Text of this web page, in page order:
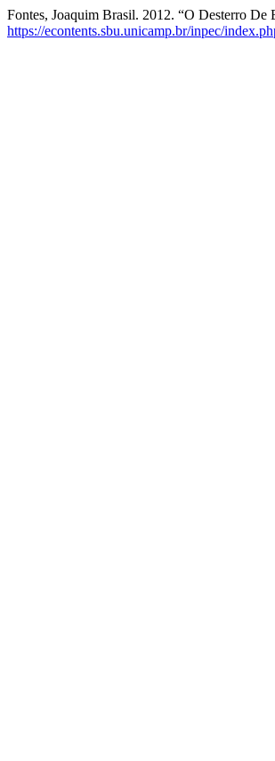
Fontes, Joaquim Brasil. 2012. “O Desterro De
https://econtents.sbu.unicamp.br/inpec/